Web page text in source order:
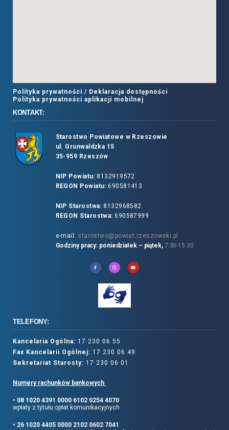
Polityka prywatności / Deklaracja dostępności
Polityka prywatności aplikacji mobilnej
KONTAKT:
Starostwo Powiatowe w Rzeszowie
ul. Grunwaldzka 15
35-959 Rzeszów
NIP Powiatu:8132919572
REGON Powiatu: 690581413
NIP Starostwa: 8132968582
REGON Starostwa: 690587999
e-mail: starostwo@powiat.rzeszowski.pl
Godziny pracy: poniedziałek – piątek, 7:30-15:30
TELEFONY:
Kancelaria Ogólna: 17 230 06 55
Fax Kancelarii Ogólnej: 17 230 06 49
Sekretariat Starosty: 17 230 06 01
Numery rachunków bankowych
• 08 1020 4391 0000 6102 0254 4070
wpłaty z tytułu opłat komunikacyjnych
• 26 1020 4405 0000 2102 0602 7041